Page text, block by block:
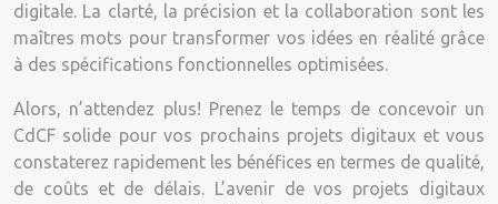
digitale. La clarté, la précision et la collaboration sont les
maîtres mots pour transformer vos idées en réalité grâce
à des spécifications fonctionnelles optimisées.
Alors, n’attendez plus! Prenez le temps de concevoir un
CdCF solide pour vos prochains projets digitaux et vous
constaterez rapidement les bénéfices en termes de qualité,
de coûts et de délais. L’avenir de vos projets digitaux